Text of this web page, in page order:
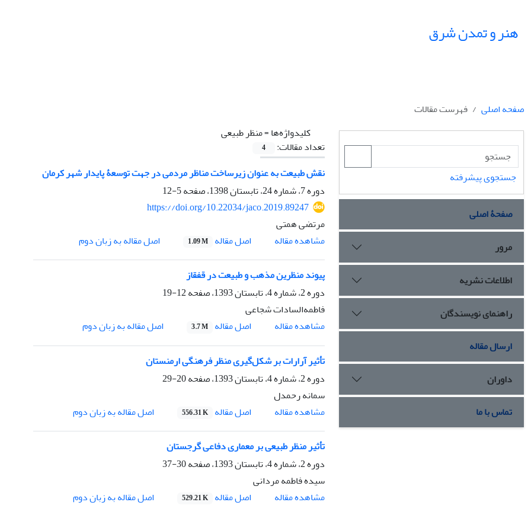
هنر و تمدن شرق
صفحه اصلی
فهرست مقالات
کلیدواژه‌ها =منظر طبیعی
تعداد مقالات:
4
نقش طبیعت به عنوان زیرساخت مناظر مردمی در جهت توسعۀ پایدار شهر کرمان
دوره 7، شماره 24، تابستان 1398، صفحه
5-12
https://doi.org/10.22034/jaco.2019.89247
مرتضی همتی
مشاهده مقاله
اصل مقاله 1.09 M
اصل مقاله به زبان دوم
پیوند منظرین مذهب و طبیعت در قفقاز
دوره 2، شماره 4، تابستان 1393، صفحه
12-19
فاطمه‌السادات شجاعی
مشاهده مقاله
اصل مقاله 3.7 M
اصل مقاله به زبان دوم
تأثیر آرارات بر شکل‌گیری منظر فرهنگی ارمنستان
دوره 2، شماره 4، تابستان 1393، صفحه
20-29
سمانه رحمدل
مشاهده مقاله
اصل مقاله 556.31 K
اصل مقاله به زبان دوم
تأثیر منظر طبیعی بر معماری دفاعی گرجستان
دوره 2، شماره 4، تابستان 1393، صفحه
30-37
سیده فاطمه مردانی
مشاهده مقاله
اصل مقاله 529.21 K اصل مقاله به زبان دوم
جستجوی پیشرفته
صفحۀ اصلی
مرور
اطلاعات نشریه
راهنمای نویسندگان
ارسال مقاله
داوران
تماس با ما